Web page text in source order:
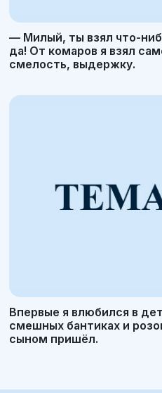
— Милый, ты взял что-
да! От комаров я взял
смелость, выдержку.
Впервые я влюбился в
смешных бантиках и
сыном пришёл.